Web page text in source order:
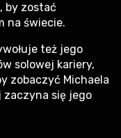
by zostać
na świecie.
też jego
solowej kariery,
zobaczyć Michaela
się jego